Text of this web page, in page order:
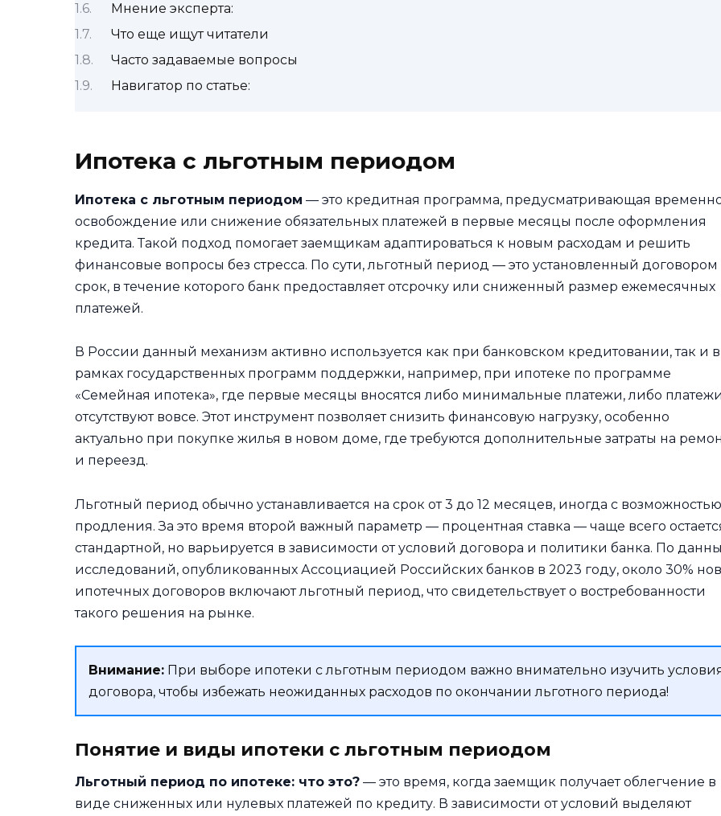
Мнение эксперта:
Что еще ищут читатели
Часто задаваемые вопросы
Навигатор по статье:
Ипотека с льготным периодом
Ипотека с льготным периодом — это кредитная программа, предусматривающая
освобождение или снижение обязательных платежей в первые месяцы после оформления
кредита. Такой подход помогает заемщикам адаптироваться к новым расходам и решить
финансовые вопросы без стресса. По сути, льготный период — это установленный договором
срок, в течение которого банк предоставляет отсрочку или сниженный размер ежемесячных
платежей.
В России данный механизм активно используется как при банковском кредитовании, так и в
рамках государственных программ поддержки, например, при ипотеке по программе
«Семейная ипотека», где первые месяцы вносятся либо минимальные платежи, либо
отсутствуют вовсе. Этот инструмент позволяет снизить финансовую нагрузку, особенно
актуально при покупке жилья в новом доме, где требуются дополнительные затраты на
и переезд.
Льготный период обычно устанавливается на срок от 3 до 12 месяцев, иногда с возможностью
продления. За это время второй важный параметр — процентная ставка — чаще всего
стандартной, но варьируется в зависимости от условий договора и политики банка. По
исследований, опубликованных Ассоциацией Российских банков в 2023 году, около 30%
ипотечных договоров включают льготный период, что свидетельствует о востребованности
такого решения на рынке.
Внимание: При выборе ипотеки с льготным периодом важно внимательно изучить
договора, чтобы избежать неожиданных расходов по окончании льготного периода!
Понятие и виды ипотеки с льготным периодом
Льготный период по ипотеке: что это? — это время, когда заемщик получает облегчение в
виде сниженных или нулевых платежей по кредиту. В зависимости от условий выделяют